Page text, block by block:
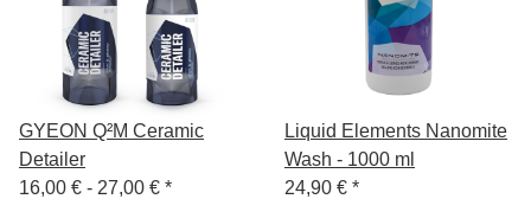
GYEON Q²M Ceramic
Detailer
16,00 € - 27,00 € *
Liquid Elements Nanomite
Wash - 1000 ml
24,90 € *